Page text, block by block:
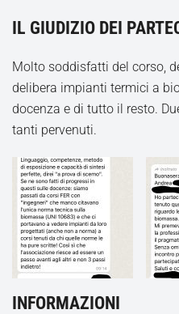
IL GIUDIZIO DEI
Molto soddisfatti del corso,
delibera impianti termici a
docenza e di tutto il resto.
tanti pervenuti.
INFORMAZIONI